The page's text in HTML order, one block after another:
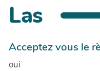
Las
Acceptez vous le
oui